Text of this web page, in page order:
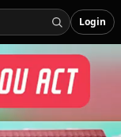
Login